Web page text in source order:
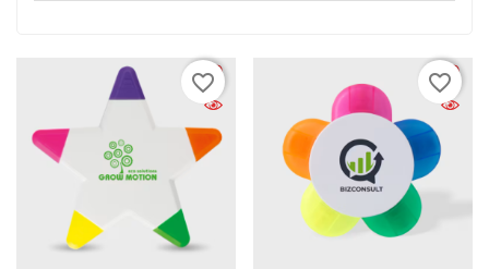
favorite_border favorite_border